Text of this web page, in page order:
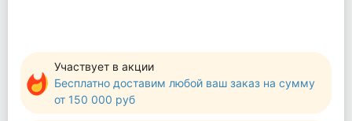
Участвует в акции
Бесплатно доставим любой ваш заказ на сумму
от 150 000 руб